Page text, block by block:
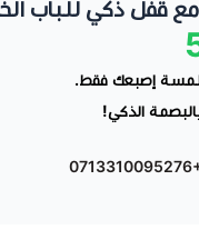
قفل ذكي للباب
بلمسة إصبعك فقط.
الذكي!
وخارجي لمنزلك أو
واستمتع بتحكم كامل
داخلي وقفل باب خارجي